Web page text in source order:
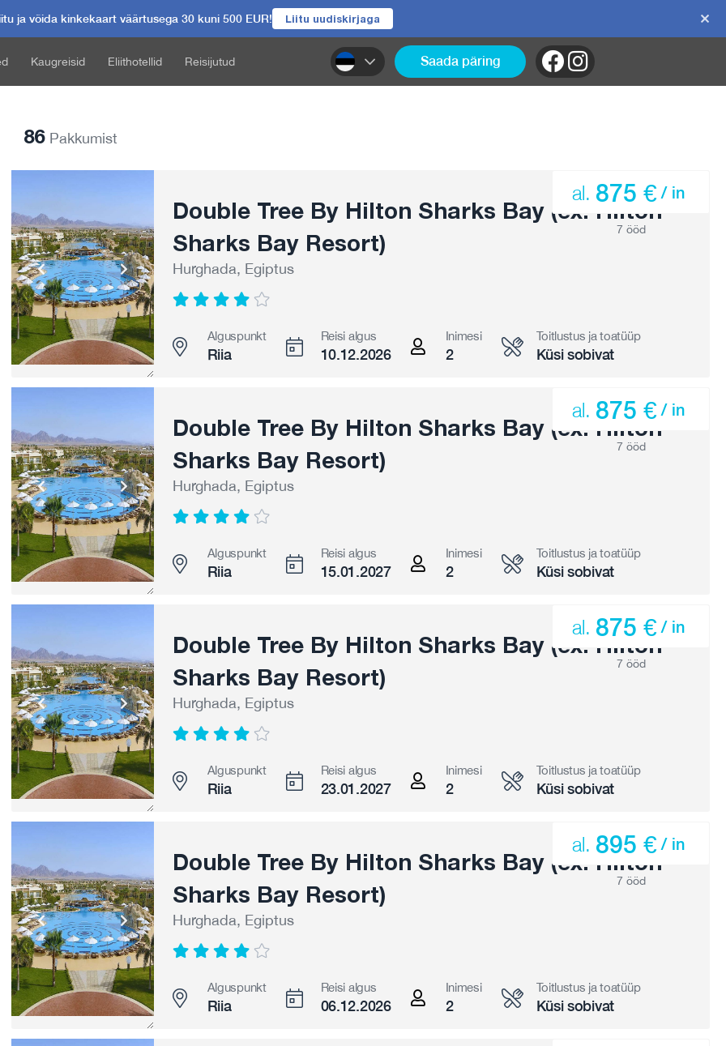
ja võida kinkekaart väärtusega 30 kuni 500 EUR! Liitu uudiskirjaga
Kaugreisid Eliithotellid Reisijutud Saada päring
86 Pakkumist
Double Tree By Hilton Sharks Bay (ex. Hilton
Sharks Bay Resort)
Hurghada, Egiptus
al. 875 € / in
7 ööd
Alguspunkt
Riia
Reisi algus
10.12.2026
Inimesi
2
Toitlustus ja toatüüp
Küsi sobivat
Double Tree By Hilton Sharks Bay (ex. Hilton
Sharks Bay Resort)
Hurghada, Egiptus
al. 875 € / in
7 ööd
Alguspunkt
Riia
Reisi algus
15.01.2027
Inimesi
2
Toitlustus ja toatüüp
Küsi sobivat
Double Tree By Hilton Sharks Bay (ex. Hilton
Sharks Bay Resort)
Hurghada, Egiptus
al. 875 € / in
7 ööd
Alguspunkt
Riia
Reisi algus
23.01.2027
Inimesi
2
Toitlustus ja toatüüp
Küsi sobivat
Double Tree By Hilton Sharks Bay (ex. Hilton
Sharks Bay Resort)
Hurghada, Egiptus
al. 895 € / in
7 ööd
Alguspunkt
Riia
Reisi algus
06.12.2026
Inimesi
2
Toitlustus ja toatüüp
Küsi sobivat